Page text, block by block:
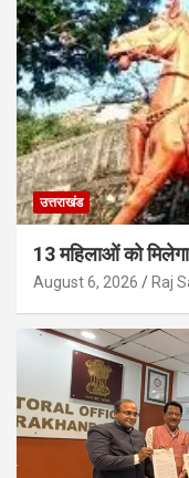
उत्तराखंड
13 महिलाओं को
August 6, 2026 Raj